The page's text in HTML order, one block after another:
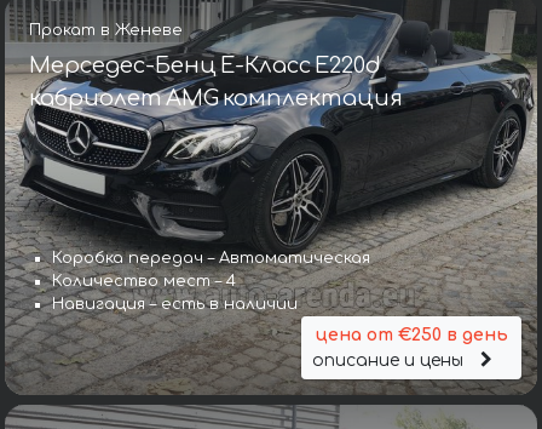
Прокат в Женеве
Мерседес-Бенц E-Класс E220d
кабриолет AMG комплектация
Коробка передач – Автоматическая
Количество мест – 4
Навигация – есть в наличии
цена от €250 в день
описание и цены